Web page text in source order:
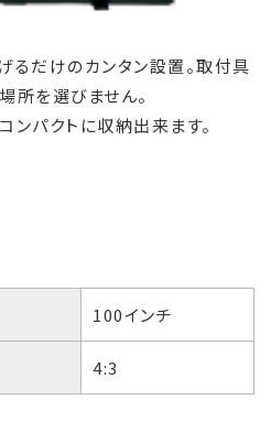
るだけのカンタン設置。取付具
所を選びません。
ンパクトに収納出来ます。
100インチ
4:3